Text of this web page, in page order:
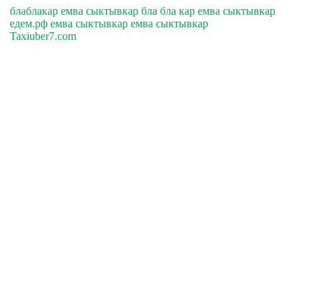
блаблакар емва сыктывкар бла бла кар емва сыктывкар
едем.рф емва сыктывкар емва сыктывкар
Taxiuber7.com